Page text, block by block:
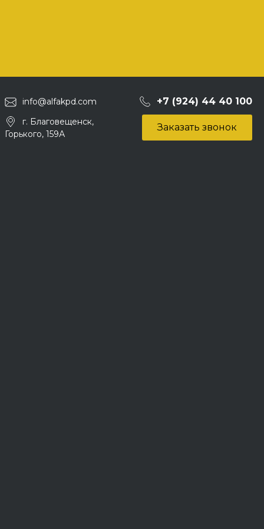
info@alfakpd.com +7 (924) 44 40 100
г. Благовещенск,
Горького, 159А
Заказать звонок